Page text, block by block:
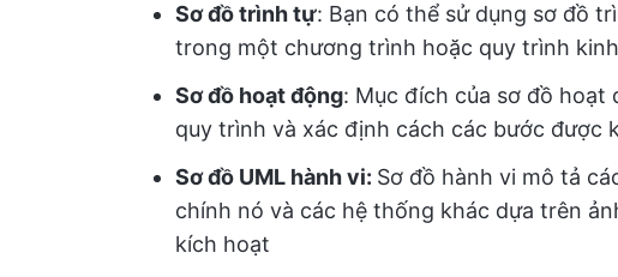
Sơ đồ trình tự: Bạn có thể sử dụng sơ đồ
trong một chương trình hoặc quy trình
Sơ đồ hoạt động: Mục đích của sơ đồ
quy trình và xác định cách các bước được
Sơ đồ UML hành vi: Sơ đồ hành vi mô tả
chính nó và các hệ thống khác dựa trên
kích hoạt